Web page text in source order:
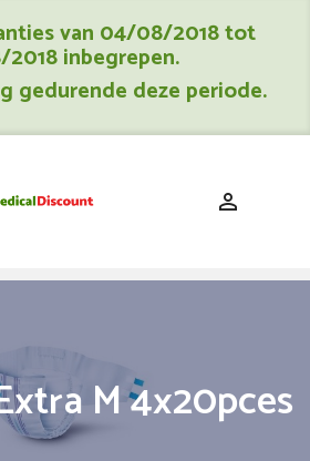
van 04/08/2018 tot
inbegrepen.
gedurende deze periode.

M 4x20pces